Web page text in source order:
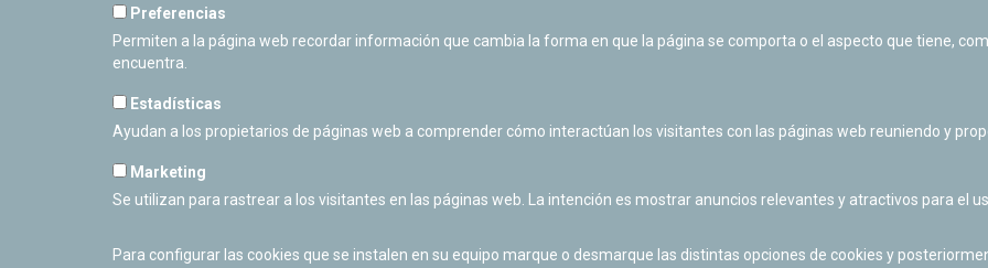
Cerrado Temporalmente
Preferencias
Permiten a la página web recordar información que cambia la forma en que la página se comporta o el aspecto que tiene,
encuentra.
Estadísticas
Ayudan a los propietarios de páginas web a comprender cómo interactúan los visitantes con las páginas web reuniendo y
Marketing
Se utilizan para rastrear a los visitantes en las páginas web. La intención es mostrar anuncios relevantes y atractivos para el
Para configurar las cookies que se instalen en su equipo marque o desmarque las distintas opciones de cookies y